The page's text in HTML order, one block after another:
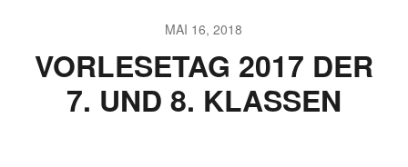
MAI 16, 2018
VORLESETAG 2017 DER
7. UND 8. KLASSEN